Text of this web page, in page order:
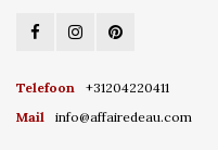
Telefoon
+31204220411
Mail
info@affairedeau.com